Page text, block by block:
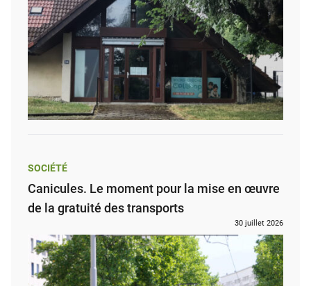
SOCIÉTÉ
Canicules. Le moment pour la mise en œuvre
de la gratuité des transports
30 juillet 2026